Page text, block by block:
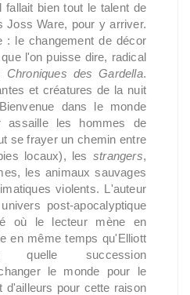
bien tout le talent de
Joss Ware, pour y arriver.
: le changement de décor
l'on puisse dire, radical
Chroniques des Gardella.
et créatures de la nuit
dans le monde
assaille les hommes de
se frayer un chemin entre
locaux), les strangers,
les animaux sauvages
violents. L'auteur
post-apocalyptique
où le lecteur mène en
en même temps qu'Elliott
quelle succession
le monde pour le
d'ailleurs pour cette raison